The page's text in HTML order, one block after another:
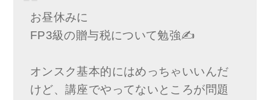
お昼休みに
FP3級の贈与税について勉強✍️
オンスク基本的にはめっちゃいいんだ
けど、講座でやってないところが問題